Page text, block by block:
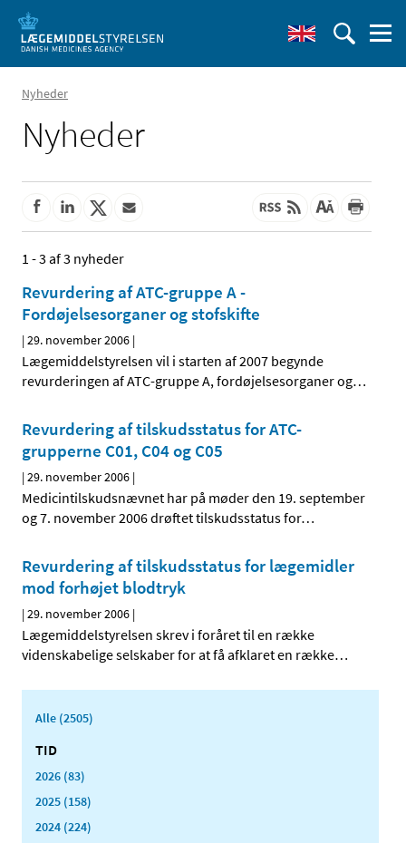
Nyheder
Nyheder
1 - 3 af 3 nyheder
Revurdering af ATC-gruppe A -
Fordøjelsesorganer og stofskifte
|29. november 2006 |
Lægemiddelstyrelsen vil i starten af 2007 begynde
revurderingen af ATC-gruppe A, fordøjelsesorganer og…
Revurdering af tilskudsstatus for ATC-
grupperne C01, C04 og C05
|29. november 2006 |
Medicintilskudsnævnet har på møder den 19. september
og 7. november 2006 drøftet tilskudsstatus for…
Revurdering af tilskudsstatus for lægemidler
mod forhøjet blodtryk
|29. november 2006 |
Lægemiddelstyrelsen skrev i foråret til en række
videnskabelige selskaber for at få afklaret en række…
Alle (2505)
TID
2026 (83)
2025 (158)
2024 (224)